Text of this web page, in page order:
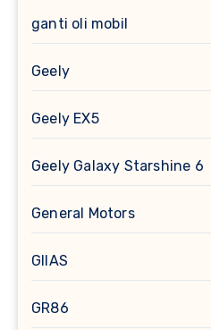
ganti oli mobil
Geely
Geely EX5
Geely Galaxy Starshine 6
General Motors
GIIAS
GR86